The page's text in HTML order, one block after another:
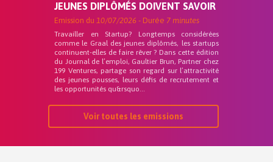
JEUNES DIPLÔMÉS DOIVENT SAVOIR
Emission du 10/07/2026 - Durée 7 minutes
Travailler en Startup? Longtemps considérées
comme le Graal des jeunes diplômés, les startups
continuent-elles de faire rêver ? Dans cette édition
du Journal de l’emploi, Gaultier Brun, Partner chez
199 Ventures, partage son regard sur l’attractivité
des jeunes pousses, leurs défis de recrutement et
les opportunités qu&rsquo...
Voir toutes les emissions